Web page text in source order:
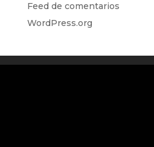
Feed de comentarios
WordPress.org